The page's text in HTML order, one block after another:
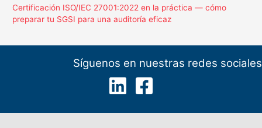
Certificación ISO/IEC 27001:2022 en la práctica — cómo
preparar tu SGSI para una auditoría eficaz
Síguenos en nuestras redes sociales